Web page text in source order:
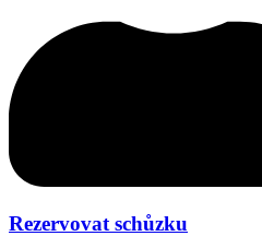
Rezervovat schůzku